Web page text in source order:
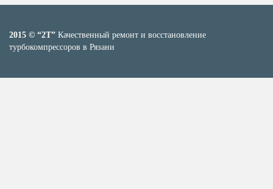
2015 © “2T” Качественный ремонт и восстановление
турбокомпрессоров в Рязани